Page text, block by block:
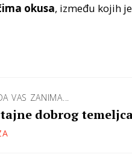
okusa, između kojih
VAS ZANIMA...
tajne dobrog